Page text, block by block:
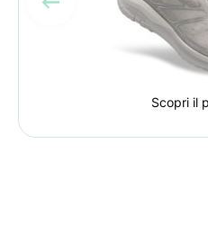
Scopri il